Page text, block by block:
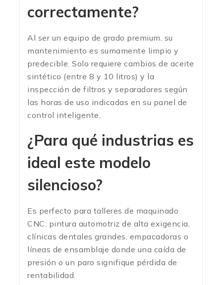
correctamente?
Al ser un equipo de grado premium, su
mantenimiento es sumamente limpio y
predecible. Solo requiere cambios de aceite
sintético (entre 8 y 10 litros) y la
inspección de filtros y separadores según
las horas de uso indicadas en su panel de
control inteligente.
¿Para qué industrias es
ideal este modelo
silencioso?
Es perfecto para talleres de maquinado
CNC, pintura automotriz de alta exigencia,
clínicas dentales grandes, empacadoras o
líneas de ensamblaje donde una caída de
presión o un paro signifique pérdida de
rentabilidad.